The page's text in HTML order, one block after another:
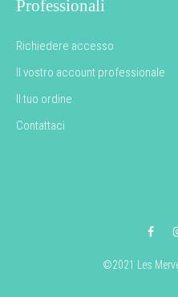
Professionali
Richiedere accesso
Il vostro account professionale
Il tuo ordine
Contattaci
©2021 Les